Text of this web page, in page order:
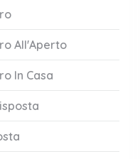
All'Aperto
In Casa